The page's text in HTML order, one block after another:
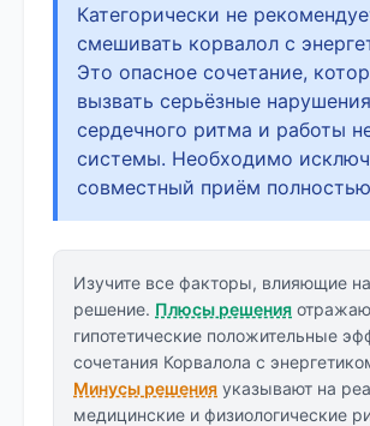
Категорически не
смешивать корвалол с
Это опасное сочетание,
вызвать серьёзные нарушения
сердечного ритма и работы
системы. Необходимо
совместный приём
Изучите все факторы, влияющие
решение. Плюсы решения
гипотетические положительные
сочетания Корвалола с
Минусы решения указывают на
медицинские и физиологические